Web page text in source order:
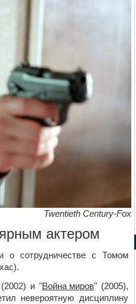
Twentieth Century-Fox
актером
о сотрудничестве с Томом
и "Война миров" (2005),
невероятную дисциплину